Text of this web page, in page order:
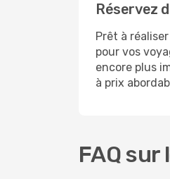
Réservez
Prêt à
pour vos
encore plus
à prix
FAQ